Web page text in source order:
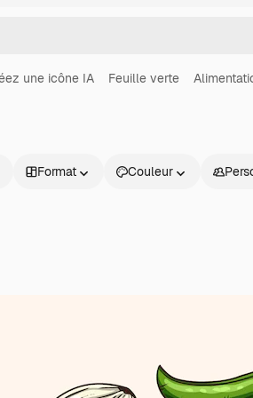
une icône IA Feuille verte
Format Couleur
Commencer